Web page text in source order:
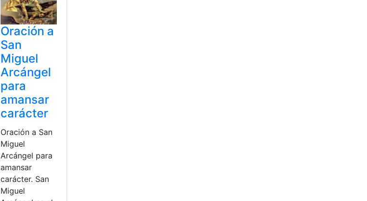
Oración a
San
Miguel
Arcángel
para
amansar
carácter
Oración a San
Miguel
Arcángel para
amansar
carácter. San
Miguel